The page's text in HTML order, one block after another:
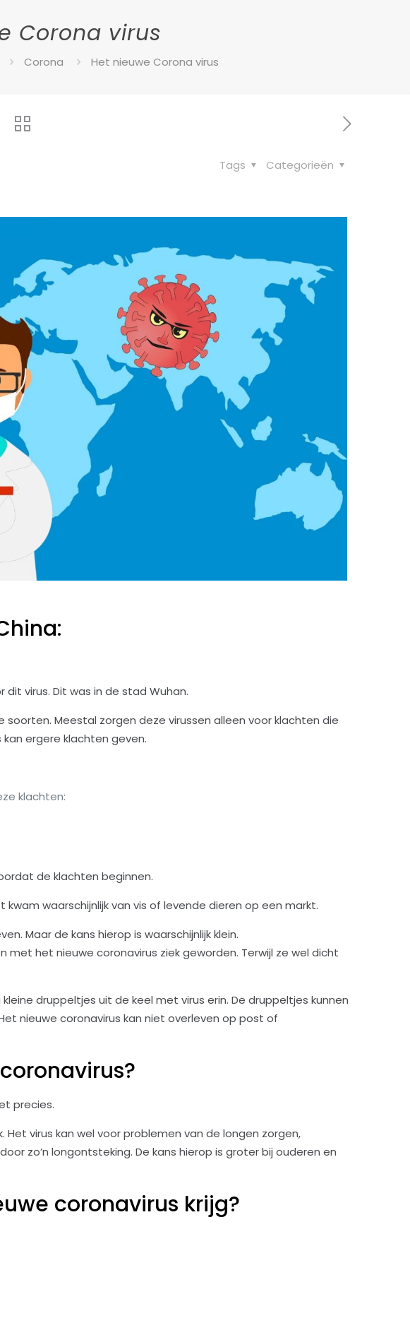
Corona virus
Corona Het nieuwe Corona virus
Categorieën
Tags
dit virus. Dit was in de stad Wuhan.
soorten. Meestal zorgen deze virussen alleen voor klachten die
ergere klachten geven.
klachten:
de klachten beginnen.
waarschijnlijk van vis of levende dieren op een markt.
Maar de kans hierop is waarschijnlijk klein.
met het nieuwe coronavirus ziek geworden. Terwijl ze wel dicht
druppeltjes uit de keel met virus erin. De druppeltjes kunnen
nieuwe coronavirus kan niet overleven op post of
precies.
virus kan wel voor problemen van de longen zorgen,
zo’n longontsteking. De kans hierop is groter bij ouderen en
coronavirus krijg?